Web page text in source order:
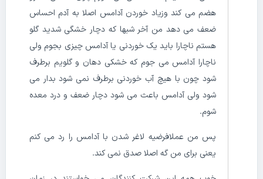
هضم می کند وزیاد خوردن آدامس اصلا به آدم احساس
ضعف می دهد من آخر شبها که دچار خشگی شدید گلو
هستم ناچارا باید یک خوردنی یا آدامس چیزی بجوم ولی
ناچارا آدامس می جوم که خشکی دهان و گلویم برطرف
شود چون با هیچ آب خوردنی برطرف نمی شود بدار می
شود ولی آدامس باعث می شود دچار ضعف و درد معده
شوم.
پس من عملافرضیه لاغر شدن با آدامس را رد می کنم
یعنی برای من گه اصلا صدق نمی کند.